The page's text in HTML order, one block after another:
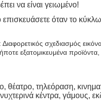
να είναι γειωμένο!
όταν το
: Διαφορετικός σχεδιασμός
εξατομικευμένα
θέατρο, τηλεόραση,
κέντρα, γάμους,